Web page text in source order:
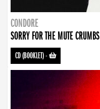
CONDORE
SORRY FOR THE MUTE CRUMBS
CD (BOOKLET)-